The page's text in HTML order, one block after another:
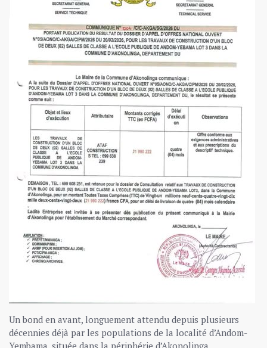
Un bond en avant, longuement attendu depuis plusieurs
décennies déjà par les populations de la localité d’Andom-